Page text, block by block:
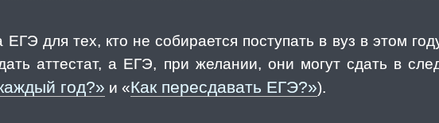
для тех, кто не собирается поступать в вуз в этом
аттестат, а ЕГЭ, при желании, они могут сдать в
год?» и «Как пересдавать ЕГЭ?»).